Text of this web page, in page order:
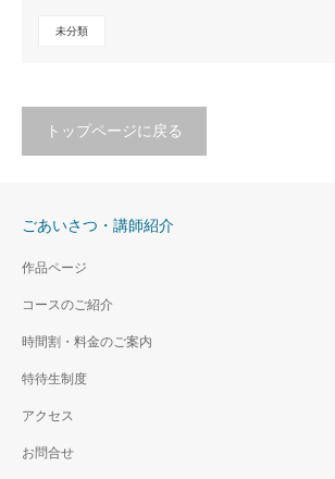
未分類
トップページに戻る
ごあいさつ・講師紹介
作品ページ
コースのご紹介
時間割・料金のご案内
特待生制度
アクセス
お問合せ